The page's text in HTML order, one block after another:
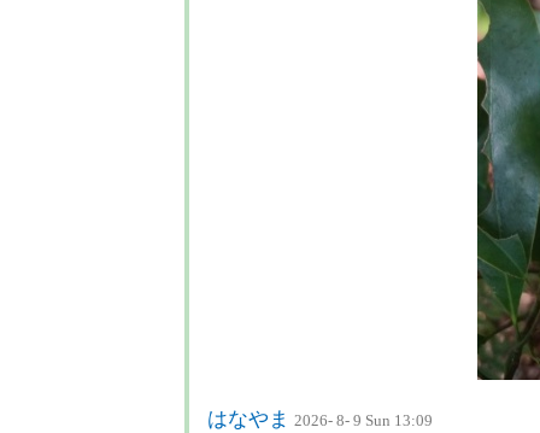
はなやま 2026- 8- 9 Sun 13:09